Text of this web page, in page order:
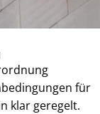
für
klar geregelt.